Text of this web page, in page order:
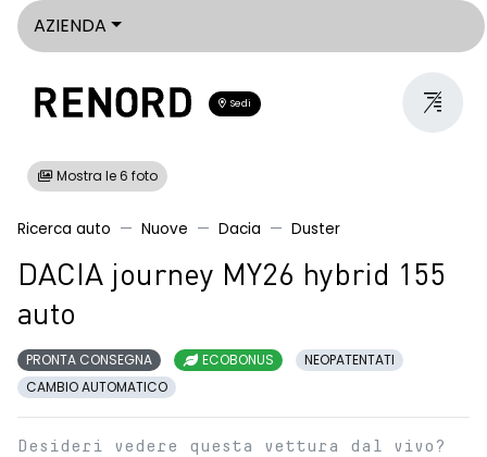
AZIENDA
Sedi
Mostra le 6 foto
Ricerca auto Nuove Dacia Duster
DACIA journey MY26 hybrid 155
auto
PRONTA CONSEGNA ECOBONUS
NEOPATENTATI
CAMBIO AUTOMATICO
Desideri vedere questa vettura dal vivo?